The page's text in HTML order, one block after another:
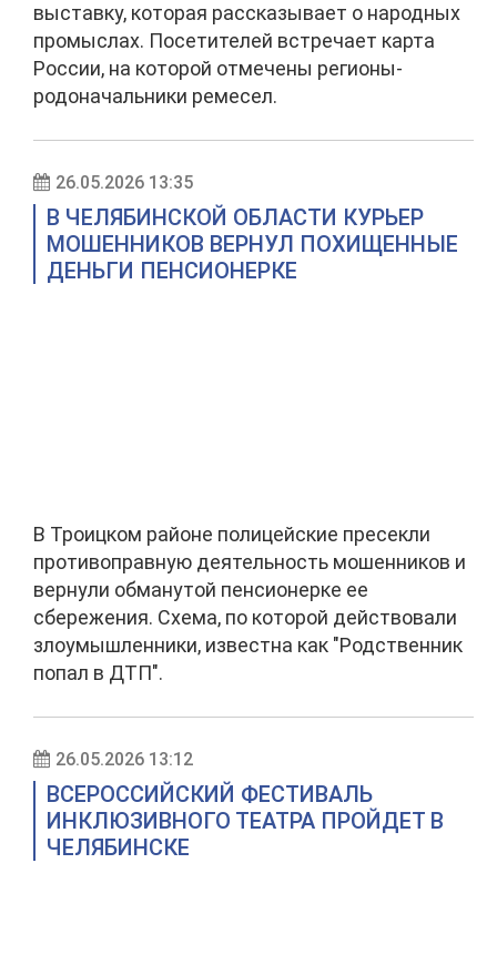
выставку, которая рассказывает о народных
промыслах. Посетителей встречает карта
России, на которой отмечены регионы-
родоначальники ремесел.
26.05.2026 13:35
В ЧЕЛЯБИНСКОЙ ОБЛАСТИ КУРЬЕР
МОШЕННИКОВ ВЕРНУЛ ПОХИЩЕННЫЕ
ДЕНЬГИ ПЕНСИОНЕРКЕ
В Троицком районе полицейские пресекли
противоправную деятельность мошенников и
вернули обманутой пенсионерке ее
сбережения. Схема, по которой действовали
злоумышленники, известна как "Родственник
попал в ДТП".
26.05.2026 13:12
ВСЕРОССИЙСКИЙ ФЕСТИВАЛЬ
ИНКЛЮЗИВНОГО ТЕАТРА ПРОЙДЕТ В
ЧЕЛЯБИНСКЕ